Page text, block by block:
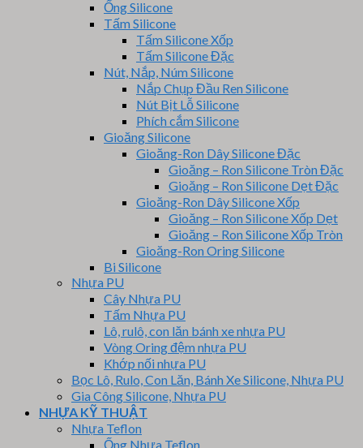
Ống Silicone
Tấm Silicone
Tấm Silicone Xốp
Tấm Silicone Đặc
Nút, Nắp, Núm Silicone
Nắp Chụp Đầu Ren Silicone
Nút Bịt Lỗ Silicone
Phích cắm Silicone
Gioăng Silicone
Gioăng-Ron Dây Silicone Đặc
Gioăng – Ron Silicone Tròn Đặc
Gioăng – Ron Silicone Dẹt Đặc
Gioăng-Ron Dây Silicone Xốp
Gioăng – Ron Silicone Xốp Dẹt
Gioăng – Ron Silicone Xốp Tròn
Gioăng-Ron Oring Silicone
Bi Silicone
Nhựa PU
Cây Nhựa PU
Tấm Nhựa PU
Lô, rulô, con lăn bánh xe nhựa PU
Vòng Oring đệm nhựa PU
Khớp nối nhựa PU
Bọc Lô, Rulo, Con Lăn, Bánh Xe Silicone, Nhựa PU
Gia Công Silicone, Nhựa PU
NHỰA KỸ THUẬT
Nhựa Teflon
Ống Nhựa Teflon